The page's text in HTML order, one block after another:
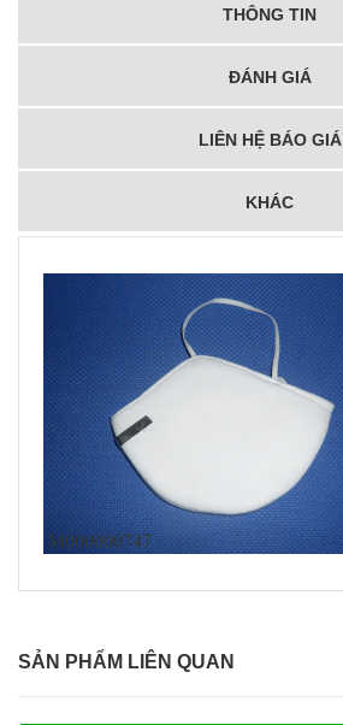
THÔNG TIN
ĐÁNH GIÁ
LIÊN HỆ BÁO GIÁ
KHÁC
SẢN PHẨM LIÊN QUAN